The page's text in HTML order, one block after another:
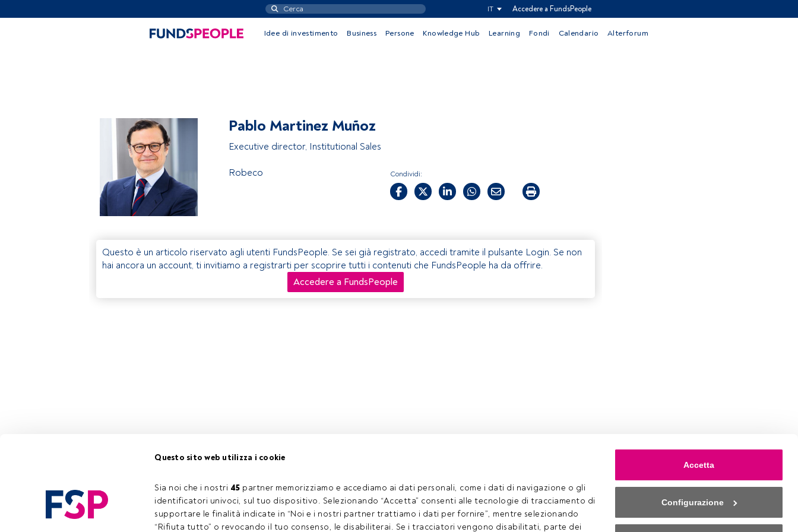
Questo sito web utilizza i cookie
Sia noi che i nostri 45 partner memorizziamo e accediamo ai dati personali, come i dati di navigazione o gli
identificatori univoci, sul tuo dispositivo. Selezionando “Accetta” consenti alle tecnologie di tracciamento di
supportare le finalità indicate in “Noi e i nostri partner trattiamo i dati per fornire”, mentre selezionando
“Rifiuta tutto” o revocando il tuo consenso, le disabiliterai. Se i tracciatori vengono disabilitati, parte dei
Accetta
Configurazione
IT Accedere a FundsPeople
Idee di investimento Business Persone Knowledge Hub Learning Fondi Calendario Alterforum
Pablo Martinez Muñoz
Executive director, Institutional Sales
Robeco Condividi:
Questo è un articolo riservato agli utenti FundsPeople. Se sei già registrato, accedi tramite il pulsante Login. Se non
hai ancora un account, ti invitiamo a registrarti per scoprire tutti i contenuti che FundsPeople ha da offrire.
Accedere a FundsPeople